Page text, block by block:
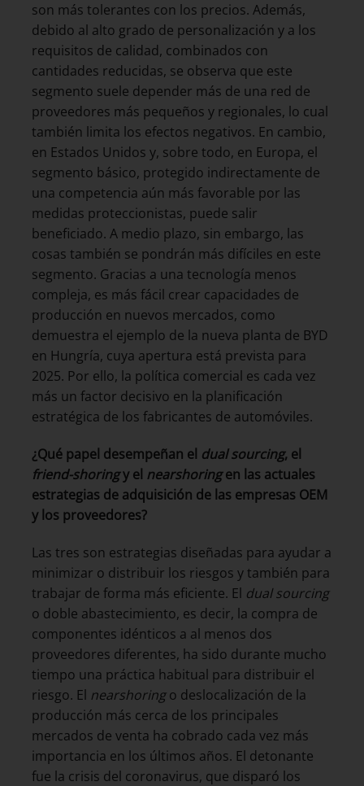
son más tolerantes con los precios. Además,
debido al alto grado de personalización y a los
requisitos de calidad, combinados con
cantidades reducidas, se observa que este
segmento suele depender más de una red de
proveedores más pequeños y regionales, lo cual
también limita los efectos negativos. En cambio,
en Estados Unidos y, sobre todo, en Europa, el
segmento básico, protegido indirectamente de
una competencia aún más favorable por las
medidas proteccionistas, puede salir
beneficiado. A medio plazo, sin embargo, las
cosas también se pondrán más difíciles en este
segmento. Gracias a una tecnología menos
compleja, es más fácil crear capacidades de
producción en nuevos mercados, como
demuestra el ejemplo de la nueva planta de BYD
en Hungría, cuya apertura está prevista para
2025. Por ello, la política comercial es cada vez
más un factor decisivo en la planificación
estratégica de los fabricantes de automóviles.
¿Qué papel desempeñan el dual sourcing, el
friend-shoringy el nearshoringen las actuales
estrategias de adquisición de las empresas OEM
y los proveedores?
Las tres son estrategias diseñadas para ayudar a
minimizar o distribuir los riesgos y también para
trabajar de forma más eficiente. El dual sourcing
o doble abastecimiento, es decir, la compra de
componentes idénticos a al menos dos
proveedores diferentes, ha sido durante mucho
tiempo una práctica habitual para distribuir el
riesgo. El nearshoringo deslocalización de la
producción más cerca de los principales
mercados de venta ha cobrado cada vez más
importancia en los últimos años. El detonante
fue la crisis del coronavirus, que disparó los